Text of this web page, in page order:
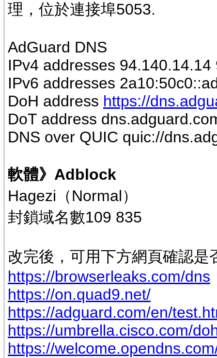
理，位於連接埠5053.
AdGuard DNS
IPv4 addresses
IPv6 addresses
DoH address https://
DoT address
DNS over QUIC quic://
軟體》Adblock
Hagezi（Normal）
封鎖域名數109 835
改完後，可用下方網頁確認是
https://browserleaks.com/dns
https://on.quad9.net/
https://adguard.com/en/
https://umbrella.cisco.com/
https://